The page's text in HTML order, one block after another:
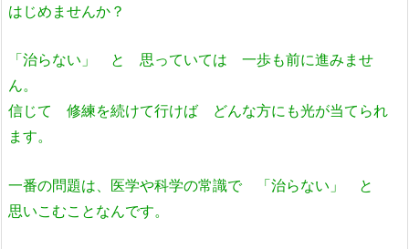
はじめませんか？
「治らない」 と 思っていては 一歩も前に進みませ
ん。
信じて 修練を続けて行けば どんな方にも光が当てられ
ます。
一番の問題は、医学や科学の常識で 「治らない」 と
思いこむことなんです。